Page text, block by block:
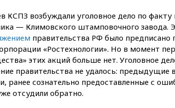
КСПЗ возбуждали уголовное дело по факту
— Климовского штамповочного завода.
правительства РФ было предписано
«Ростехнологии». Но в момент
этих акций больше нет. Уголовное
правительства не удалось: предыдущие
ранее сознательно предоставленные с
отсудили обратно.